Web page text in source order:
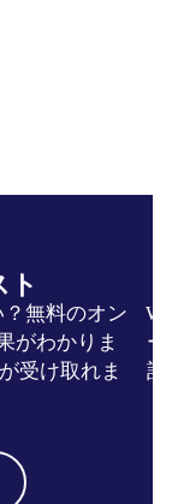
ト​
無料のオン
がわかりま
受け取れま
計